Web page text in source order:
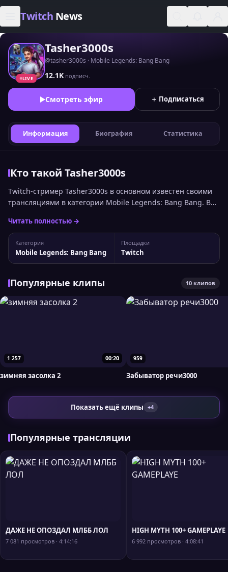
Skip to content
Twitch News
LIVE
Tasher3000s
@tasher3000s · Mobile Legends: Bang Bang
12.1K подписч.
Смотреть эфир ＋ Подписаться
Информация Биография Статистика
Кто такой Tasher3000s
Twitch-стример Tasher3000s в основном известен своими
трансляциями в категории Mobile Legends: Bang Bang. В
русскоязычной аудитории канал сейчас занимает 1901
место. Статистика канала Tasher3000s Статистика канала:
8 417 подписчиков, пиковый онлайн — 341 зрителей. Для
более детального анализа вы можете сравнить...
Читать полностью →
Категория
Mobile Legends: Bang Bang
Площадки
Twitch
Популярные клипы 10 клипов
00:20
1 257
зимняя засолка 2
959
Забыватор речи3000
Показать ещё клипы +4
Популярные трансляции
ДАЖЕ НЕ ОПОЗДАЛ МЛББ ЛОЛ
7 081 просмотров · 4:14:16
HIGH MYTH 100+ GAMEPLAYE
6 992 просмотров · 4:08:41